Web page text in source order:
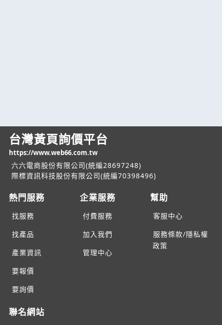
台灣黃頁詢價平台
https://www.web66.com.tw
六六電商股份有限公司(統編28697248)
際標資訊科技股份有限公司(統編70398496)
熱門服務
找服務
找產品
產業資訊
要報價
要詢價
企業服務
付費服務
加入我們
管理中心
幫助
客服中心
服務條款/隱私權
政策
聯名網站